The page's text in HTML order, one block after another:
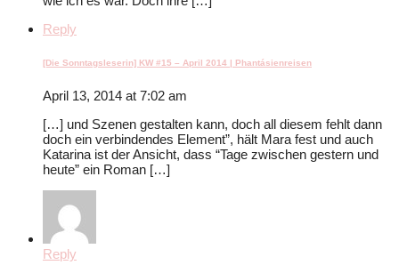
Reply
[Die Sonntagsleserin] KW #15 – April 2014 | Phantásienreisen
April 13, 2014 at 7:02 am
[…] und Szenen gestalten kann, doch all diesem fehlt dann
doch ein verbindendes Element”, hält Mara fest und auch
Katarina ist der Ansicht, dass “Tage zwischen gestern und
heute” ein Roman […]
Reply